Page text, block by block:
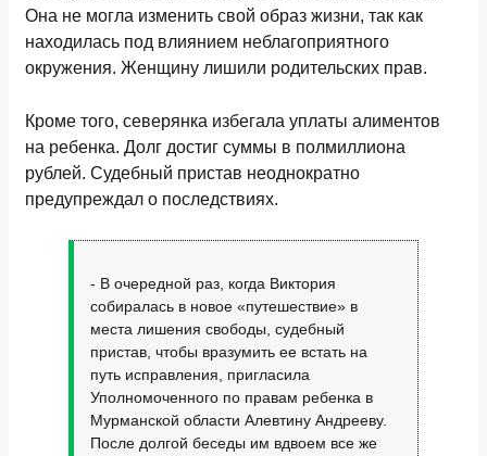
Она не могла изменить свой образ жизни, так как
находилась под влиянием неблагоприятного
окружения. Женщину лишили родительских прав.
Кроме того, северянка избегала уплаты алиментов
на ребенка. Долг достиг суммы в полмиллиона
рублей. Судебный пристав неоднократно
предупреждал о последствиях.
- В очередной раз, когда Виктория
собиралась в новое «путешествие» в
места лишения свободы, судебный
пристав, чтобы вразумить ее встать на
путь исправления, пригласила
Уполномоченного по правам ребенка в
Мурманской области Алевтину Андрееву.
После долгой беседы им вдвоем все же